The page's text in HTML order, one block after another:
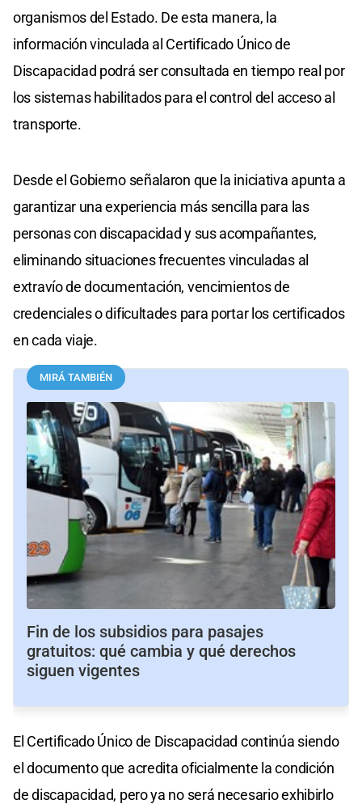
organismos del Estado. De esta manera, la
información vinculada al Certificado Único de
Discapacidad podrá ser consultada en tiempo real por
los sistemas habilitados para el control del acceso al
transporte.
Desde el Gobierno señalaron que la iniciativa apunta a
garantizar una experiencia más sencilla para las
personas con discapacidad y sus acompañantes,
eliminando situaciones frecuentes vinculadas al
extravío de documentación, vencimientos de
credenciales o dificultades para portar los certificados
en cada viaje.
MIRÁ TAMBIÉN
Fin de los subsidios para pasajes
gratuitos: qué cambia y qué derechos
siguen vigentes
El Certificado Único de Discapacidad continúa siendo
el documento que acredita oficialmente la condición
de discapacidad, pero ya no será necesario exhibirlo